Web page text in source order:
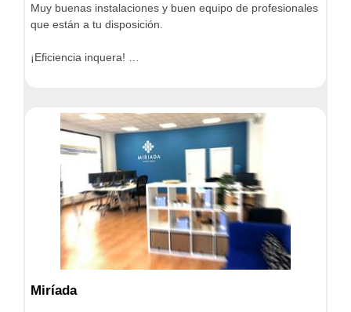
Muy buenas instalaciones y buen equipo de profesionales
que están a tu disposición.
¡Eficiencia inquera! …
Miríada